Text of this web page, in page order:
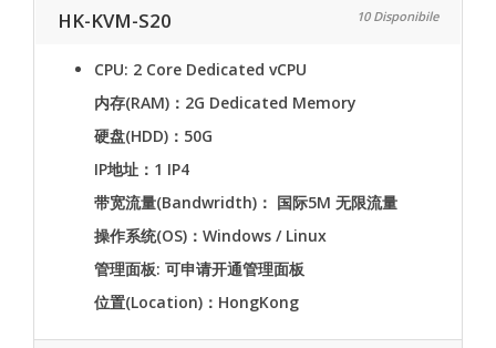
HK-KVM-S20 10 Disponibile
CPU: 2 Core Dedicated vCPU
内存(RAM)：2G Dedicated Memory
硬盘(HDD)：50G
IP地址：1 IP4
带宽流量(Bandwridth)： 国际5M 无限流量
操作系统(OS)：Windows / Linux
管理面板: 可申请开通管理面板
位置(Location)：HongKong